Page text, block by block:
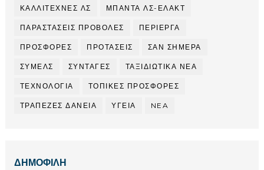
ΚΑΛΛΙΤΕΧΝΕΣ ΛΣ ΜΠΑΝΤΑ ΛΣ-ΕΛΑΚΤ
ΠΑΡΑΣΤΑΣΕΙΣ ΠΡΟΒΟΛΕΣ ΠΕΡΙΕΡΓΑ
ΠΡΟΣΦΟΡΕΣ ΠΡΟΤΑΣΕΙΣ ΣΑΝ ΣΗΜΕΡΑ
ΣΥΜΕΛΣ ΣΥΝΤΑΓΕΣ ΤΑΞΙΔΙΩΤΙΚΑ ΝΕΑ
ΤΕΧΝΟΛΟΓΙΑ ΤΟΠΙΚΕΣ ΠΡΟΣΦΟΡΕΣ
ΤΡΑΠΕΖΕΣ ΔΑΝΕΙΑ ΥΓΕΙΑ NEA
ΔΗΜΟΦΙΛΗ